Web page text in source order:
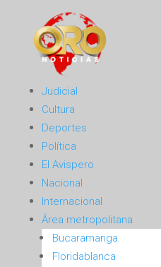
Judicial
Cultura
Deportes
Política
El Avispero
Nacional
Internacional
Área metropolitana
Bucaramanga
Floridablanca